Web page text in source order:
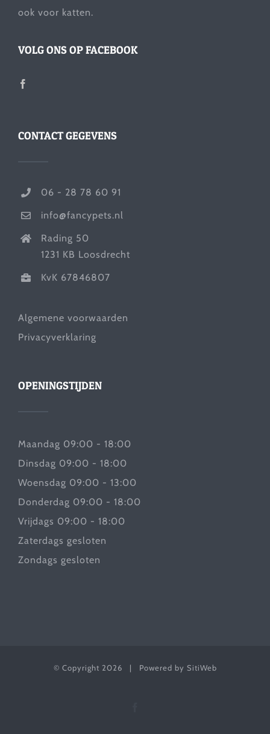
ook voor katten.
VOLG ONS OP FACEBOOK
CONTACT GEGEVENS
06 - 28 78 60 91
info@fancypets.nl
Rading 50
1231 KB Loosdrecht
KvK 67846807
Algemene voorwaarden
Privacyverklaring
OPENINGSTIJDEN
Maandag 09:00 - 18:00
Dinsdag 09:00 - 18:00
Woensdag 09:00 - 13:00
Donderdag 09:00 - 18:00
Vrijdags 09:00 - 18:00
Zaterdags gesloten
Zondags gesloten
© Copyright 2026 | Powered by SitiWeb